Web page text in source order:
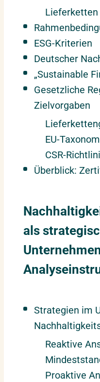
Lieferketten
ESG-Kriterien
Deutscher
„Sustainable
Gesetzliche
Zielvorgaben
EU-
CSR-
Überblick:
als
Strategien im
Reaktive
Proaktive